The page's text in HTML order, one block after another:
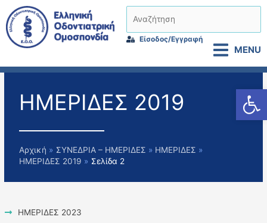
Μετάβαση
στο
περιεχόμενο
Είσοδος/Εγγραφή
MENU
ΗΜΕΡΙΔΕΣ 2019
Αρχική ΣΥΝΕΔΡΙΑ – ΗΜΕΡΙΔΕΣ
ΗΜΕΡΙΔΕΣ
ΗΜΕΡΙΔΕΣ 2019
Σελίδα 2
ΗΜΕΡΙΔΕΣ 2023